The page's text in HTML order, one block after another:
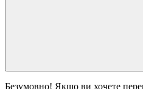
Безумовно! Якщо ви хочете